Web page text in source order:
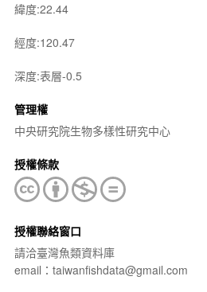
緯度:22.44
經度:120.47
深度:表層-0.5
管理權
中央研究院生物多樣性研究中心
授權條款
授權聯絡窗口
請洽臺灣魚類資料庫
email：taiwanfishdata@gmail.com